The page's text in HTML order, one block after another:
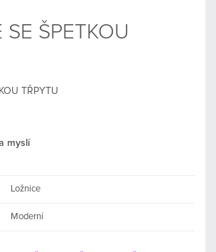
SE ŠPETKOU
TŘPYTU
myslí
Ložnice
Moderní